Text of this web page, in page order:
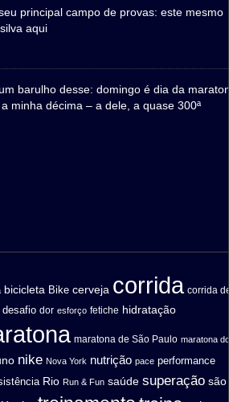
principal campo de provas: este mesmo
aqui
barulho desse: domingo é dia da
minha décima – a dele, a quase 300ª
bicicleta Bike cerveja corrida corrida
desafio dor esforço fetiche hidratação
maratona de São Paulo maratona
nike Nova York nutrição pace performance
Rio Run & Fun saúde superação são